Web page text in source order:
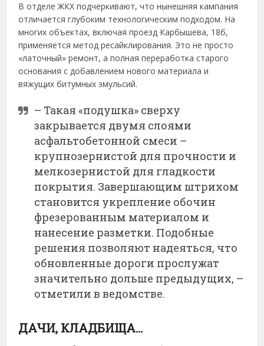
В отделе ЖКХ подчеркивают, что нынешняя кампания
отличается глубоким технологическим подходом. На
многих объектах, включая проезд Карбышева, 18б,
применяется метод ресайклирования. Это не просто
«латочный» ремонт, а полная переработка старого
основания с добавлением нового материала и
вяжущих битумных эмульсий.
– Такая «подушка» сверху
закрывается двумя слоями
асфальтобетонной смеси –
крупнозернистой для прочности и
мелкозернистой для гладкости
покрытия. Завершающим штрихом
становится укрепление обочин
фрезерованным материалом и
нанесение разметки. Подобные
решения позволяют надеяться, что
обновленные дороги прослужат
значительно дольше предыдущих, –
отметили в ведомстве.
ДАЧИ, КЛАДБИЩА…